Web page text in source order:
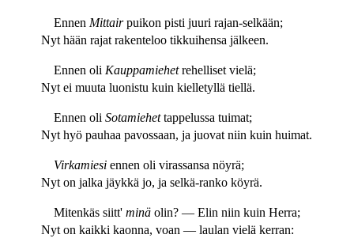
Ennen Mittairpuikon pisti juuri rajan-selkään;
Nyt hään rajat rakenteloo tikkuihensa jälkeen.
Ennen oli Kauppamiehetrehelliset vielä;
Nyt ei muuta luonistu kuin kielletyllä tiellä.
Ennen oli Sotamiehettappelussa tuimat;
Nyt hyö pauhaa pavossaan, ja juovat niin kuin huimat.
Virkamiesiennen oli virassansa nöyrä;
Nyt on jalka jäykkä jo, ja selkä-ranko köyrä.
Mitenkäs siitt' minäolin? — Elin niin kuin Herra;
Nyt on kaikki kaonna, voan — laulan vielä kerran: